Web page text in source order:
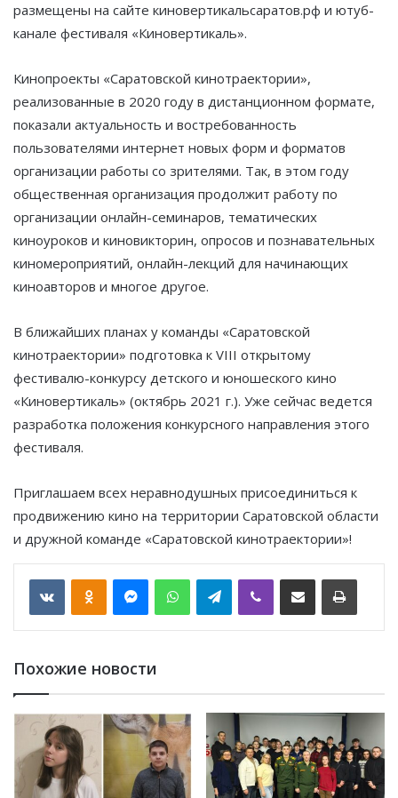
размещены на сайте киновертикальсаратов.рф и ютуб-
канале фестиваля «Киновертикаль».
Кинопроекты «Саратовской кинотраектории»,
реализованные в 2020 году в дистанционном формате,
показали актуальность и востребованность
пользователями интернет новых форм и форматов
организации работы со зрителями. Так, в этом году
общественная организация продолжит работу по
организации онлайн-семинаров, тематических
киноуроков и киновикторин, опросов и познавательных
киномероприятий, онлайн-лекций для начинающих
киноавторов и многое другое.
В ближайших планах у команды «Саратовской
кинотраектории» подготовка к VIII открытому
фестивалю-конкурсу детского и юношеского кино
«Киновертикаль» (октябрь 2021 г.). Уже сейчас ведется
разработка положения конкурсного направления этого
фестиваля.
Приглашаем всех неравнодушных присоединиться к
продвижению кино на территории Саратовской области
и дружной команде «Саратовской кинотраектории»!
VKontakte WhatsApp Telegram
Похожие новости